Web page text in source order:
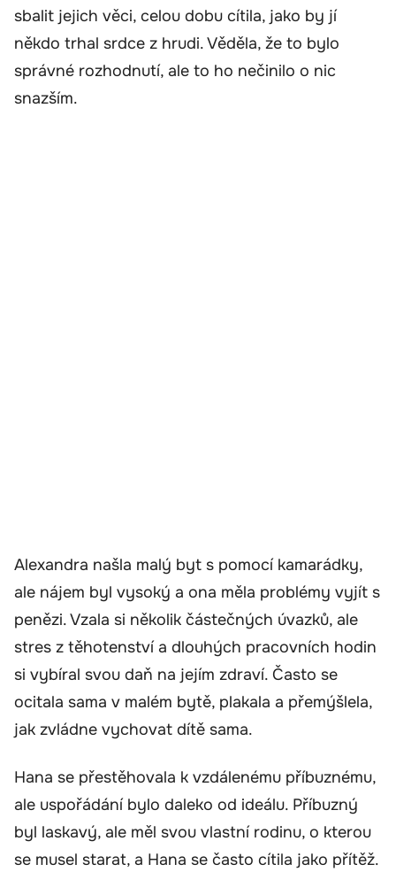
sbalit jejich věci, celou dobu cítila, jako by jí
někdo trhal srdce z hrudi. Věděla, že to bylo
správné rozhodnutí, ale to ho nečinilo o nic
snazším.
Alexandra našla malý byt s pomocí kamarádky,
ale nájem byl vysoký a ona měla problémy vyjít s
penězi. Vzala si několik částečných úvazků, ale
stres z těhotenství a dlouhých pracovních hodin
si vybíral svou daň na jejím zdraví. Často se
ocitala sama v malém bytě, plakala a přemýšlela,
jak zvládne vychovat dítě sama.
Hana se přestěhovala k vzdálenému příbuznému,
ale uspořádání bylo daleko od ideálu. Příbuzný
byl laskavý, ale měl svou vlastní rodinu, o kterou
se musel starat, a Hana se často cítila jako přítěž.